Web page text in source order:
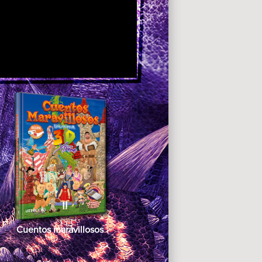
Cuentos maravillosos